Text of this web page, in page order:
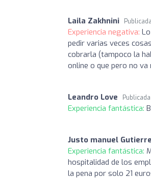
Laila Zakhnini
Experiencia negativa:
pedir varias veces
cobrarla (tampoco la
online o que pero no
Leandro Love
Experiencia fantástica:
Justo manuel
Experiencia fantástica:
hospitalidad de los
la pena por solo 21